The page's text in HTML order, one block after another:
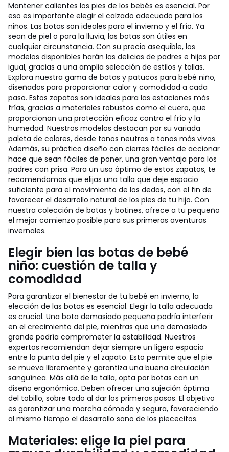
Mantener calientes los pies de los bebés es esencial. Por
eso es importante elegir el calzado adecuado para los
niños. Las botas son ideales para el invierno y el frío. Ya
sean de piel o para la lluvia, las botas son útiles en
cualquier circunstancia. Con su precio asequible, los
modelos disponibles harán las delicias de padres e hijos por
igual, gracias a una amplia selección de estilos y tallas.
Explora nuestra gama de botas y patucos para bebé niño,
diseñados para proporcionar calor y comodidad a cada
paso. Estos zapatos son ideales para las estaciones más
frías, gracias a materiales robustos como el cuero, que
proporcionan una protección eficaz contra el frío y la
humedad. Nuestros modelos destacan por su variada
paleta de colores, desde tonos neutros a tonos más vivos.
Además, su práctico diseño con cierres fáciles de accionar
hace que sean fáciles de poner, una gran ventaja para los
padres con prisa. Para un uso óptimo de estos zapatos, te
recomendamos que elijas una talla que deje espacio
suficiente para el movimiento de los dedos, con el fin de
favorecer el desarrollo natural de los pies de tu hijo. Con
nuestra colección de botas y botines, ofrece a tu pequeño
el mejor comienzo posible para sus primeras aventuras
invernales.
Elegir bien las botas de bebé
niño: cuestión de talla y
comodidad
Para garantizar el bienestar de tu bebé en invierno, la
elección de las botas es esencial. Elegir la talla adecuada
es crucial. Una bota demasiado pequeña podría interferir
en el crecimiento del pie, mientras que una demasiado
grande podría comprometer la estabilidad. Nuestros
expertos recomiendan dejar siempre un ligero espacio
entre la punta del pie y el zapato. Esto permite que el pie
se mueva libremente y garantiza una buena circulación
sanguínea. Más allá de la talla, opta por botas con un
diseño ergonómico. Deben ofrecer una sujeción óptima
del tobillo, sobre todo al dar los primeros pasos. El objetivo
es garantizar una marcha cómoda y segura, favoreciendo
al mismo tiempo el desarrollo sano de los piececitos.
Materiales: elige la piel para